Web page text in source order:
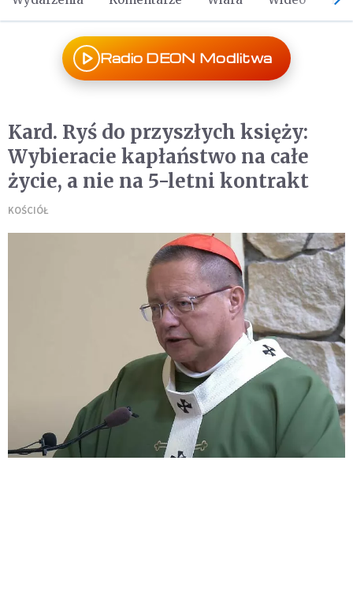
Radio DEON Modlitwa
Kard. Ryś do przyszłych księży:
Wybieracie kapłaństwo na całe
życie, a nie na 5-letni kontrakt
KOŚCIÓŁ